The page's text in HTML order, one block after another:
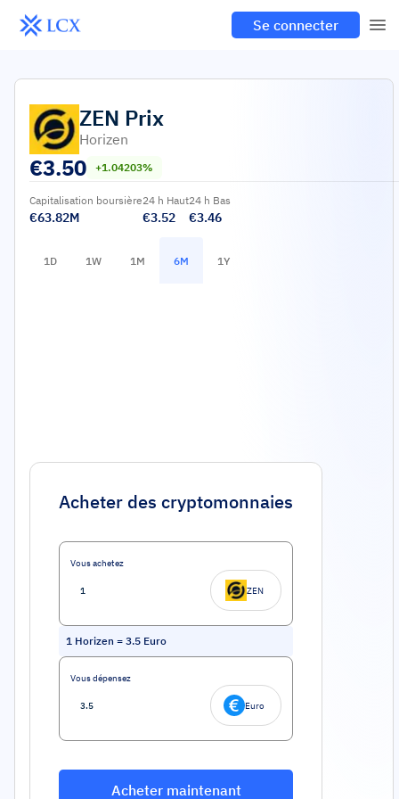
Se connecter
ZEN Prix
Horizen
€3.50 +1.04203%
Capitalisation boursière
€63.82M
24 h Haut
€3.52
24 h Bas
€3.46
1D 1W 1M 6M 1Y
Acheter des cryptomonnaies
Vous achetez
ZEN
1 Horizen = 3.5 Euro
Vous dépensez
Euro
Acheter maintenant